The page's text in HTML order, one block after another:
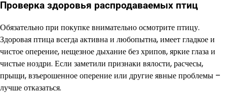
Проверка здоровья распродаваемых птиц
Обязательно при покупке внимательно осмотрите птицу.
Здоровая птица всегда активна и любопытна, имеет гладкое и
чистое оперение, нещезное дыхание без хрипов, яркие глаза и
чистые ноздри. Если заметили признаки вялости, расчесы,
прыщи, взъерошенное оперение или другие явные проблемы –
лучше отказаться.